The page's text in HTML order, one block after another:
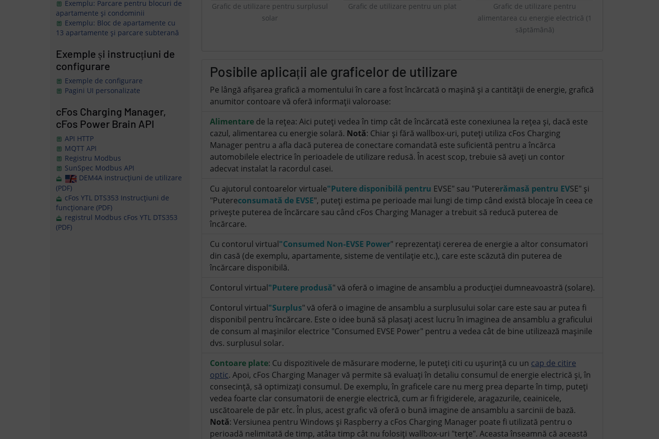
Exemplu: Parcare pentru blocuri de
apartamente și condominii
Exemplu: Bloc de apartamente cu
13 apartamente și parcare subterană
Exemple și instrucțiuni de
configurare
Exemple de configurare
Pagini UI personalizate
cFos Charging Manager,
cFos Power Brain API
API HTTP
MQTT API
Registru Modbus
SunSpec Modbus API
DEM4A instrucțiuni de utilizare
(PDF)
cFos YTL DTS353 Instrucțiuni de
funcționare (PDF)
registrul Modbus cFos YTL DTS353
(PDF)
Grafic de utilizare pentru surplusul
solar
Grafic de utilizare pentru un plat
Grafic de utilizare pentru
alimentarea cu energie electrică (1
săptămână)
Posibile aplicații ale graficelor de utilizare
Pe lângă afișarea grafică a momentului în care a fost încărcată o mașină și a cantității de energie, grafică
anumitor contoare vă oferă informații valoroase:
Alimentare de la rețea: Aici puteți vedea în timp cât de încărcată este conexiunea la rețea și, dacă este
cazul, alimentarea cu energie solară. Notă: Chiar și fără wallbox-uri, puteți utiliza cFos Charging
Manager pentru a afla dacă puterea de conectare comandată este suficientă pentru a încărca
automobilele electrice în perioadele de utilizare redusă. În acest scop, trebuie să aveți un contor
adecvat instalat la racordul casei.
Cu ajutorul contoarelor virtuale"Putere disponibilă pentru EVSE" sau "Putererămasă pentru EVSE" și
"Putereconsumată de EVSE", puteți estima pe perioade mai lungi de timp când există blocaje în ceea ce
privește puterea de încărcare sau când cFos Charging Manager a trebuit să reducă puterea de
încărcare.
Cu contorul virtual"Consumed Non-EVSE Power" reprezentați cererea de energie a altor consumatori
din casă (de exemplu, apartamente, sisteme de ventilație etc.), care este scăzută din puterea de
încărcare disponibilă.
Contorul virtual"Putere produsă" vă oferă o imagine de ansamblu a producției dumneavoastră (solare).
Contorul virtual"Surplus" vă oferă o imagine de ansamblu a surplusului solar care este sau ar putea fi
disponibil pentru încărcare. Este o idee bună să plasați acest lucru în imaginea de ansamblu a graficului
de consum al mașinilor electrice "Consumed EVSE Power" pentru a vedea cât de bine utilizează mașinile
dvs. surplusul solar.
Contoare plate: Cu dispozitivele de măsurare moderne, le puteți citi cu ușurință cu un cap de citire
optic. Apoi, cFos Charging Manager vă permite să evaluați în detaliu consumul de energie electrică și, în
consecință, să optimizați consumul. De exemplu, în graficele care nu merg prea departe în timp, puteți
vedea foarte clar consumatorii de energie electrică, cum ar fi frigiderele, aragazurile, ceainicele,
uscătoarele de păr etc. În plus, acest grafic vă oferă o bună imagine de ansamblu a sarcinii de bază.
Notă: Versiunea pentru Windows și Raspberry a cFos Charging Manager poate fi utilizată pentru o
perioadă nelimitată de timp, atâta timp cât nu folosiți wallbox-uri "terțe". Aceasta înseamnă că această